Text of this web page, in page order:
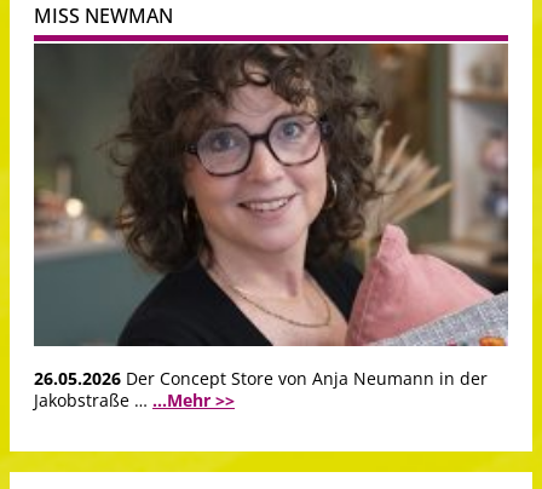
MISS NEWMAN
26.05.2026 Der Concept Store von Anja Neumann in der
Jakobstraße … ...Mehr >>